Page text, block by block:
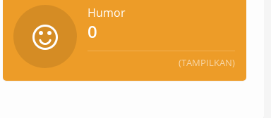
Humor
0
(TAMPILKAN)